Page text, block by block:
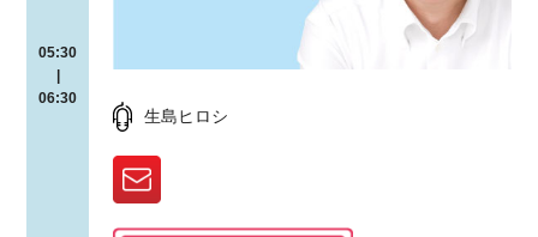
05:30
06:30
生島ヒロシ